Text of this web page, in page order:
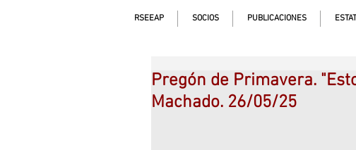
RSEEAP SOCIOS PUBLICACIONES
Pregón de Primavera.
Machado. 26/05/25